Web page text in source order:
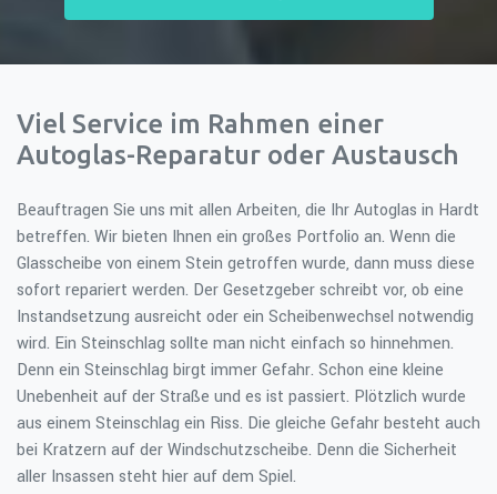
Viel Service im Rahmen einer
Autoglas-Reparatur oder Austausch
Beauftragen Sie uns mit allen Arbeiten, die Ihr Autoglas in Hardt
betreffen. Wir bieten Ihnen ein großes Portfolio an. Wenn die
Glasscheibe von einem Stein getroffen wurde, dann muss diese
sofort repariert werden. Der Gesetzgeber schreibt vor, ob eine
Instandsetzung ausreicht oder ein Scheibenwechsel notwendig
wird. Ein Steinschlag sollte man nicht einfach so hinnehmen.
Denn ein Steinschlag birgt immer Gefahr. Schon eine kleine
Unebenheit auf der Straße und es ist passiert. Plötzlich wurde
aus einem Steinschlag ein Riss. Die gleiche Gefahr besteht auch
bei Kratzern auf der Windschutzscheibe. Denn die Sicherheit
aller Insassen steht hier auf dem Spiel.